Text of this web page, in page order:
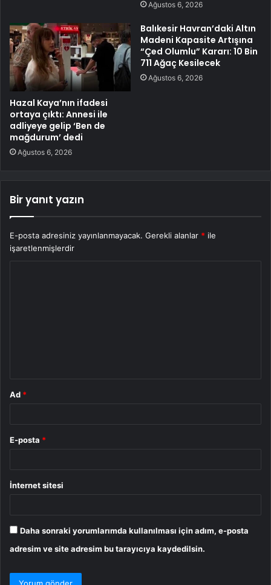
Ağustos 6, 2026
Hazal Kaya’nın ifadesi
ortaya çıktı: Annesi ile
adliyeye gelip ‘Ben de
mağdurum’ dedi
Ağustos 6, 2026
Balıkesir Havran’daki Altın
Madeni Kapasite Artışına
“Çed Olumlu” Kararı: 10 Bin
711 Ağaç Kesilecek
Ağustos 6, 2026
Bir yanıt yazın
E-posta adresiniz yayınlanmayacak. Gerekli alanlar * ile
işaretlenmişlerdir
Ad *
E-posta *
İnternet sitesi
Daha sonraki yorumlarımda kullanılması için adım, e-posta
adresim ve site adresim bu tarayıcıya kaydedilsin.